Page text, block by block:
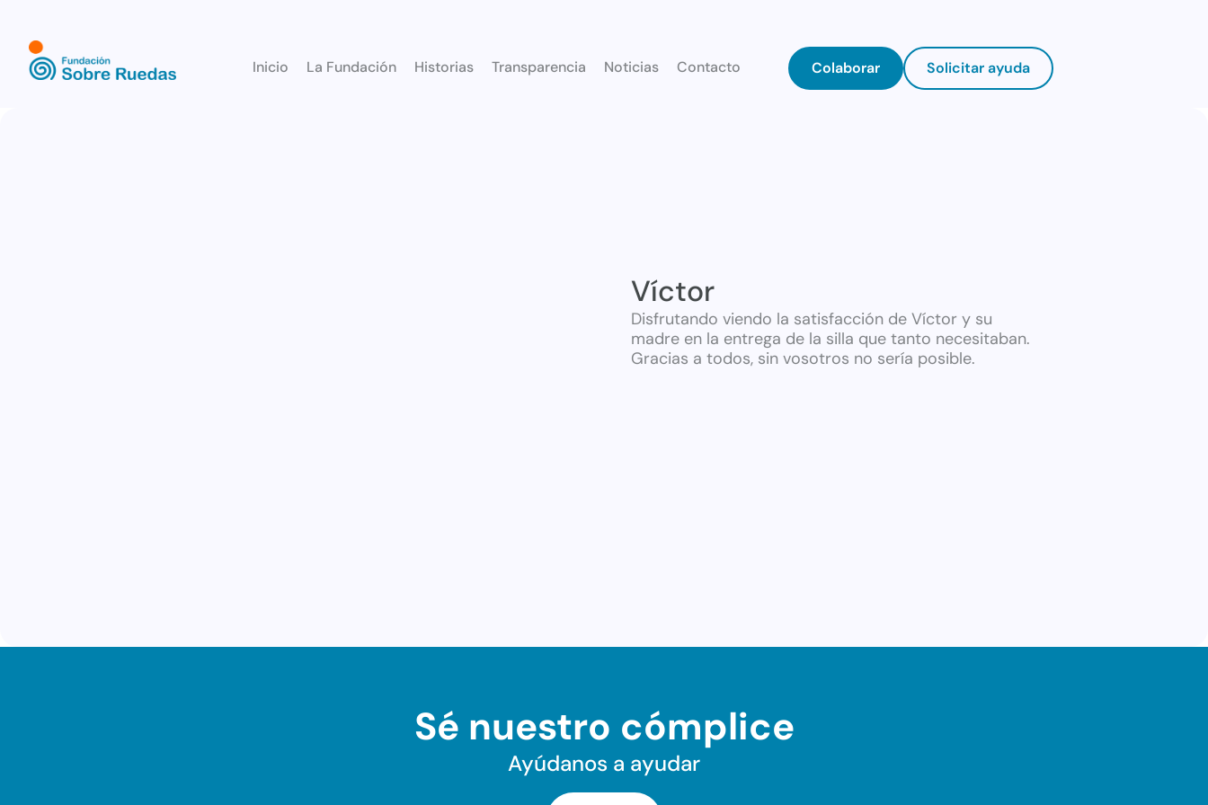
Inicio La Fundación Historias Transparencia Noticias Contacto Colaborar Solicitar ayuda
Víctor
Disfrutando viendo la satisfacción de Víctor y su
madre en la entrega de la silla que tanto necesitaban.
Gracias a todos, sin vosotros no sería posible.
Sé nuestro cómplice
Ayúdanos a ayudar